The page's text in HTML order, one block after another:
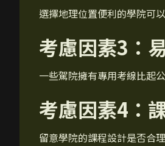
選擇地理位置便利的學院可
考慮因素3：
一些駕院擁有專用考線比起
考慮因素4：
留意學院的課程設計是否合